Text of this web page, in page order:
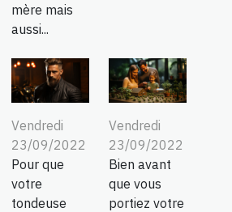
mère mais
aussi...
Vendredi
23/09/2022
Pour que
votre
tondeuse
Vendredi
23/09/2022
Bien avant
que vous
portiez votre